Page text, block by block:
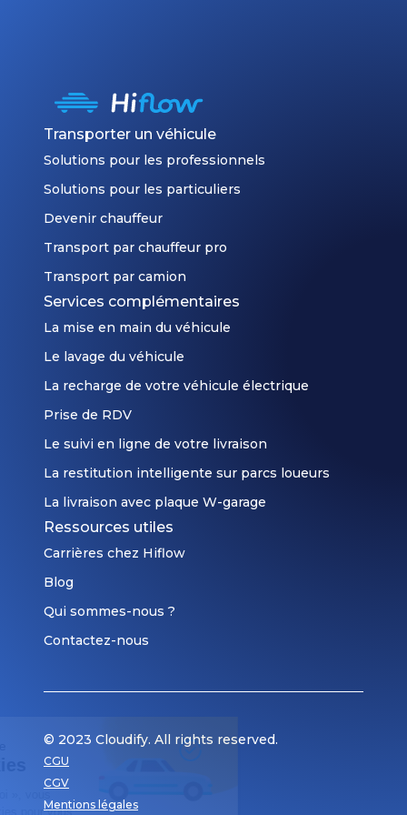
Respect de votre vie privée
Gestion des cookies
acceptez l’utilisation de cookies pour vous
Transporter un véhicule
Solutions pour les professionnels
Solutions pour les particuliers
Devenir chauffeur
Transport par chauffeur pro
Transport par camion
Services complémentaires
La mise en main du véhicule
Le lavage du véhicule
La recharge de votre véhicule électrique
Prise de RDV
Le suivi en ligne de votre livraison
La restitution intelligente sur parcs loueurs
La livraison avec plaque W-garage
Ressources utiles
Carrières chez Hiflow
Blog
Qui sommes-nous ?
Contactez-nous
© 2023 Cloudify. All rights reserved.
CGU
CGV
Mentions légales